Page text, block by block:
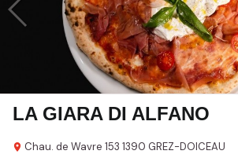
LA GIARA DI ALFANO
Chau. de Wavre 153 1390 GREZ-DOICEAU